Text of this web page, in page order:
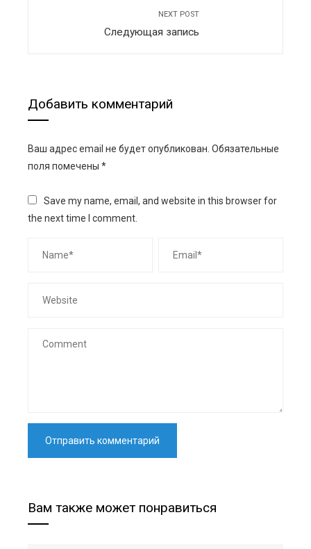
NEXT POST
Следующая запись
Добавить комментарий
Ваш адрес email не будет опубликован. Обязательные
поля помечены *
Save my name, email, and website in this browser for
the next time I comment.
Вам также может понравиться